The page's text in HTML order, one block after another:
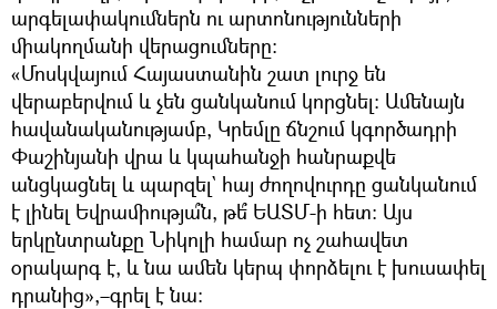
արգելափակումներն ու արտոնությունների
միակողմանի վերացումները:
«Մոսկվայում Հայաստանին շատ լուրջ են
վերաբերվում և չեն ցանկանում կորցնել։ Ամենայն
հավանականությամբ, Կրեմլը ճնշում կգործադրի
Փաշինյանի վրա և կպահանջի հանրաքվե
անցկացնել և պարզել` հայ ժողովուրդը ցանկանում
է լինել Եվրամիությա՞ն, թե՞ ԵԱՏՄ-ի հետ։ Այս
երկընտրանքը Նիկոլի համար ոչ շահավետ
օրակարգ է, և նա ամեն կերպ փորձելու է խուսափել
դրանից»,–գրել է նա։